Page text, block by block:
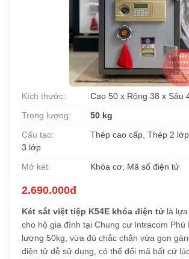
Kích thước:
Cao 50 x Rộng 38 x Sâu
Trọng lượng:
50 kg
Cấu tạo:
Thép cao cấp, Thép 2
3 lớp
Mở két:
Khóa cơ, Mã số điện tử
2.690.000đ
Két sắt việt tiệp K54E khóa điện tửlà lựa
cho hộ gia đình tại Chung cư Intracom Phú
lượng 50kg, vừa đủ chắc chắn vừa gọn
điện tử dễ sử dụng, có thể đổi mã bất cứ